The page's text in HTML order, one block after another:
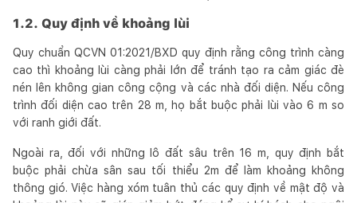
1.2. Quy định về khoảng lùi
Quy chuẩn QCVN 01:2021/BXD quy định rằng công trình càng
cao thì khoảng lùi càng phải lớn để tránh tạo ra cảm giác đè
nén lên không gian công cộng và các nhà đối diện. Nếu công
trình đối diện cao trên 28 m, họ bắt buộc phải lùi vào 6 m so
với ranh giới đất.
Ngoài ra, đối với những lô đất sâu trên 16 m, quy định bắt
buộc phải chừa sân sau tối thiểu 2m để làm khoảng không
thông gió. Việc hàng xóm tuân thủ các quy định về mật độ và